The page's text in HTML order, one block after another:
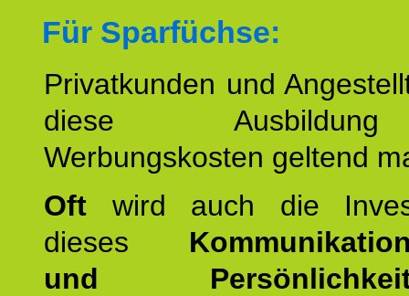
Für Sparfüchse:
Privatkunden und
diese
Werbungskosten geltend
Oft wird auch die
dieses
und